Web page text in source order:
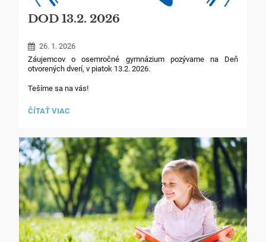
DOD 13.2. 2026
26. 1. 2026
Záujemcov o osemročné gymnázium pozývame na Deň
otvorených dverí, v piatok 13.2. 2026.
Tešíme sa na vás!
DOD
ČÍTAŤ VIAC